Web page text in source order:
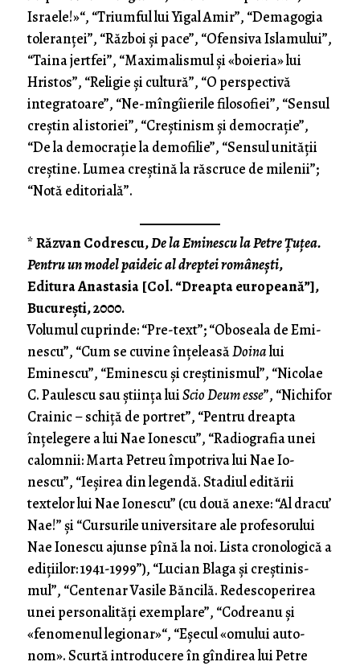
Israele!»“, “Triumful lui Yigal Amir”, “Demagogia
toleranţei”, “Război şi pace”, “Ofensiva Islamului”,
“Taina jert­fei”, “Maximalismul şi «boieria» lui
Hristos”, “Religie şi cultură”, “O perspectivă
integratoare”, “Ne-mîngîierile filosofiei”, “Sensul
creştin al istoriei”, “Creştinism şi democraţie”,
“De la democraţie la demofilie”, “Sensul unităţii
creştine. Lumea creştină la răs­cruce de milenii”;
“Notă editorială”.
*Răzvan Codrescu,De la Eminescu la Petre Ţuţea.
Pentru un model paideic al drep­tei româneşti,
Editura Anastasia [Col. “Dreapta europeană”],
Bucureşti, 2000.
Volu­mul cuprinde: “Pre-text”; “Oboseala de Emi­
nescu”, “Cum se cuvine înţeleasăDoinalui
Eminescu”, “Eminescu şi creşti­nismul”, “Nicolae
C. Paulescu sau ştiinţa luiScio Deum esse”, “Ni­chifor
Crainic – schiţă de portret”, “Pentru dreapta
înţelegere a lui Nae Ionescu”, “Radiografia unei
calomnii: Marta Petreu împotriva lui Nae Io­
nescu”, “Ieşirea din legendă. Stadiul editării
textelor lui Nae Ionescu” (cu două anexe: “Al dracu’
Nae!” şi “Cursurile universitare ale profesorului
Nae Ionescu ajunse pînă la noi. Lista cronologică a
ediţiilor: 1941-1999”), “Lu­ci­an Blaga şi creş­ti­nis­
mul”, “Centenar Vasile Băncilă. Redescoperirea
unei personalităţi exem­pla­re”, “Codreanu şi
«fenomenul legionar»“, “Eşecul «omului auto­
nom». Scurtă introducere în gîndirea lui Petre